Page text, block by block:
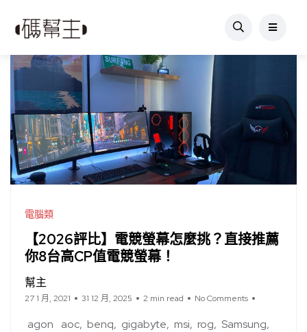
電腦類
【2026評比】電競螢幕怎麼挑？直接推薦
你8台高CP值電競螢幕！
幫主
27 1 月, 2021 31 12 月, 2025 2 min read No Comments
agon aoc benq gigabyte msi rog Samsung